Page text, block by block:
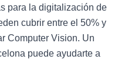
para la digitalización de
cubrir entre el 50% y
Computer Vision. Un
puede ayudarte a